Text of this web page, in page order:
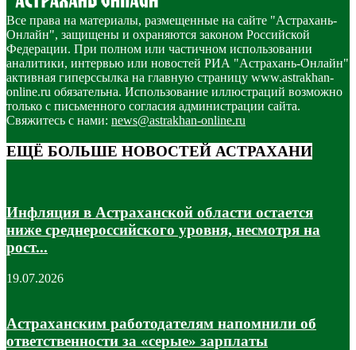
Все права на материалы, размещенные на сайте "Астрахань-
Онлайн", защищены и охраняются законом Российской
Федерации. При полном или частичном использовании
аналитики, интервью или новостей РИА "Астрахань-Онлайн"
активная гиперссылка на главную страницу www.astrakhan-
online.ru обязательна. Использование иллюстраций возможно
только с письменного согласия администрации сайта.
Свяжитесь с нами: news@astrakhan-online.ru
ЕЩЁ БОЛЬШЕ НОВОСТЕЙ АСТРАХАНИ
Инфляция в Астраханской области остается
ниже среднероссийского уровня, несмотря на
рост...
19.07.2026
Астраханским работодателям напомнили об
ответственности за «серые» зарплаты